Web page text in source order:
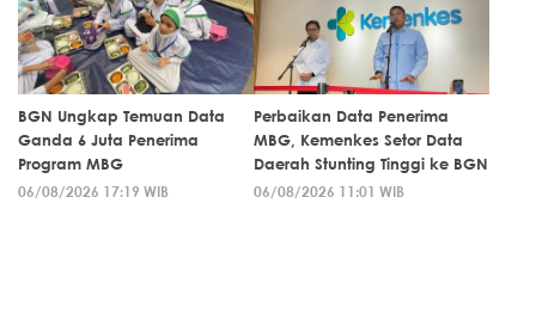
BGN Ungkap Temuan Data
Ganda 6 Juta Penerima
Program MBG
06/08/2026 17:19 WIB
Perbaikan Data Penerima
MBG, Kemenkes Setor Data
Daerah Stunting Tinggi ke BGN
06/08/2026 11:01 WIB